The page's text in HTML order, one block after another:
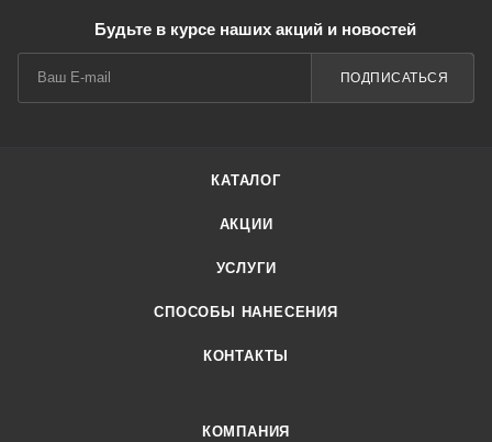
Будьте в курсе наших акций и новостей
ПОДПИСАТЬСЯ
КАТАЛОГ
АКЦИИ
УСЛУГИ
СПОСОБЫ НАНЕСЕНИЯ
КОНТАКТЫ
КОМПАНИЯ